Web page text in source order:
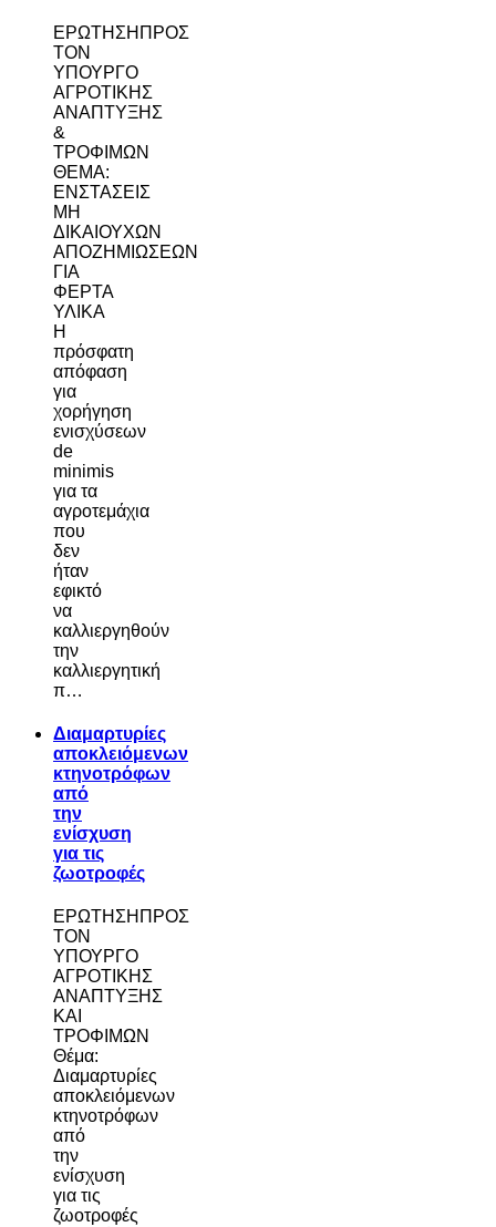
ΕΡΩΤΗΣΗΠΡΟΣ
ΤΟΝ
ΥΠΟΥΡΓΟ
ΑΓΡΟΤΙΚΗΣ
ΑΝΑΠΤΥΞΗΣ
&
ΤΡΟΦΙΜΩΝ
ΘΕΜΑ:
ΕΝΣΤΑΣΕΙΣ
ΜΗ
ΔΙΚΑΙΟΥΧΩΝ
ΑΠΟΖΗΜΙΩΣΕΩΝ
ΓΙΑ
ΦΕΡΤΑ
ΥΛΙΚΑ
Η
πρόσφατη
απόφαση
για
χορήγηση
ενισχύσεων
de
minimis
για τα
αγροτεμάχια
που
δεν
ήταν
εφικτό
να
καλλιεργηθούν
την
καλλιεργητική
π…
Διαμαρτυρίες
αποκλειόμενων
κτηνοτρόφων
από
την
ενίσχυση
για τις
ζωοτροφές
ΕΡΩΤΗΣΗΠΡΟΣ
ΤΟΝ
ΥΠΟΥΡΓΟ
ΑΓΡΟΤΙΚΗΣ
ΑΝΑΠΤΥΞΗΣ
ΚΑΙ
ΤΡΟΦΙΜΩΝ
Θέμα:
Διαμαρτυρίες
αποκλειόμενων
κτηνοτρόφων
από
την
ενίσχυση
για τις
ζωοτροφές